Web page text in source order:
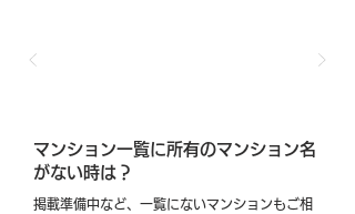
​マンション一覧に所有のマンション名
がない時は？
掲載準備中など、一覧にないマンションもご相